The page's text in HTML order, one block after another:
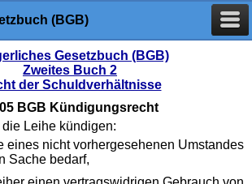
(BGB)
Gesetzbuch (BGB)
Zweites Buch 2
der Schuldverhältnisse
BGB Kündigungsrecht
Leihe kündigen:
eines nicht vorhergesehenen Umstandes
Sache bedarf,